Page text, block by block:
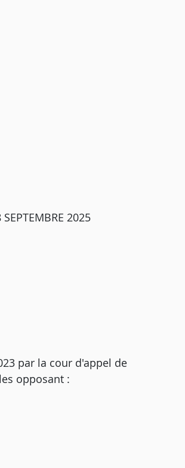
SEPTEMBRE 2025
par la cour d'appel de
opposant :